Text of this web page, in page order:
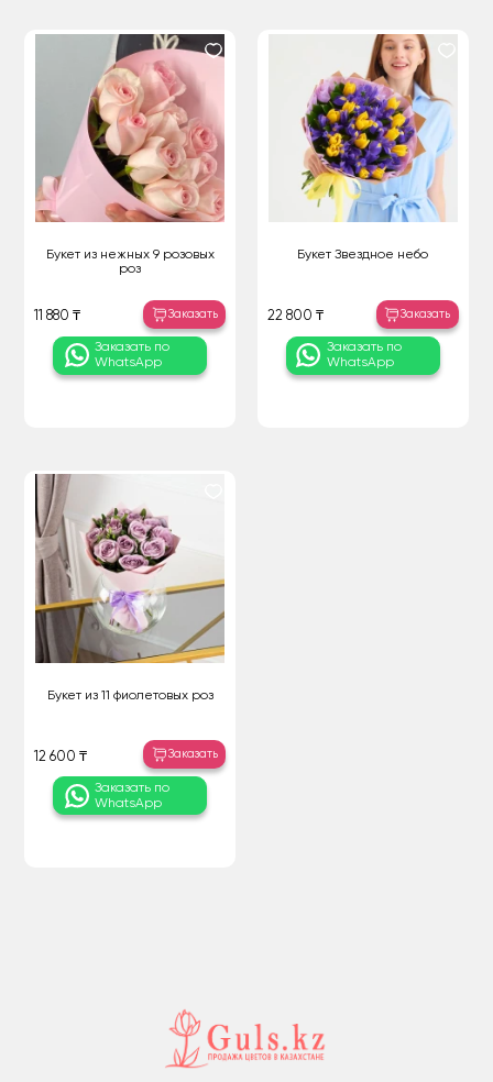
Букет из нежных 9 розовых
роз
11 880 ₸ Заказать
Заказать по
WhatsApp
Букет Звездное небо
22 800 ₸ Заказать
Заказать по
WhatsApp
Букет из 11 фиолетовых роз
12 600 ₸ Заказать
Заказать по
WhatsApp